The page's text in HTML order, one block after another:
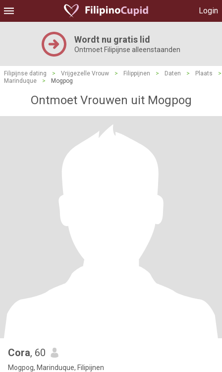
Login
Wordt nu gratis lid
Ontmoet Filipijnse alleenstaanden
Filipijnse dating > Vrijgezelle Vrouw > Filippijnen > Daten > Plaats
>
Marinduque
> Mogpog
Ontmoet Vrouwen uit Mogpog
Cora, 60
Mogpog, Marinduque, Filipijnen